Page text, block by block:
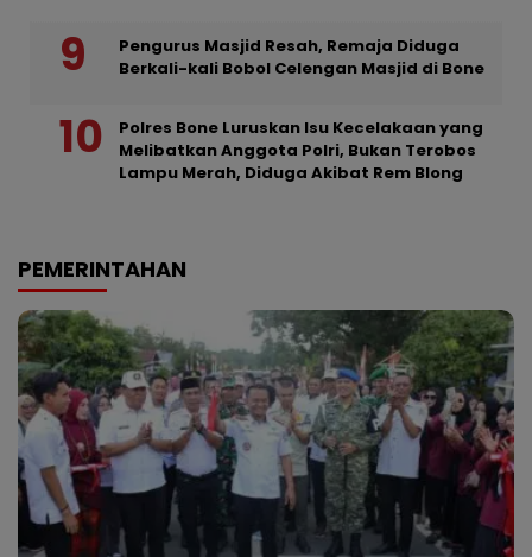
Pengurus Masjid Resah, Remaja Diduga
Berkali-kali Bobol Celengan Masjid di Bone
Polres Bone Luruskan Isu Kecelakaan yang
Melibatkan Anggota Polri, Bukan Terobos
Lampu Merah, Diduga Akibat Rem Blong
PEMERINTAHAN